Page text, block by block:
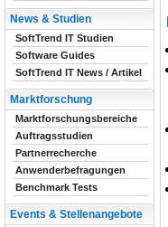
News & Studien
SoftTrend IT Studien
Software Guides
SoftTrend IT News / Artikel
Marktforschung
Marktforschungsbereiche
Auftragsstudien
Partnerrecherche
Anwenderbefragungen
Benchmark Tests
Events & Stellenangebote